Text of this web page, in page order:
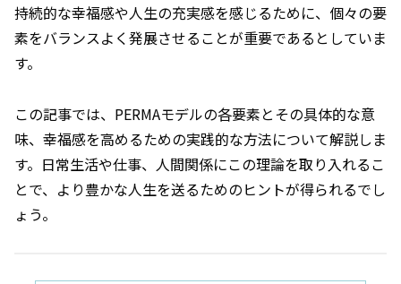
持続的な幸福感や人生の充実感を感じるために、個々の要
素をバランスよく発展させることが重要であるとしていま
す。
この記事では、PERMAモデルの各要素とその具体的な意
味、幸福感を高めるための実践的な方法について解説しま
す。日常生活や仕事、人間関係にこの理論を取り入れるこ
とで、より豊かな人生を送るためのヒントが得られるでし
ょう。